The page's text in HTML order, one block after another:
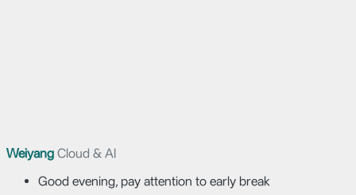
Weiyang Cloud & AI
Good evening, pay attention to early break